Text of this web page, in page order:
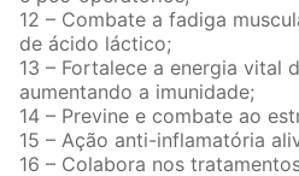
12 – Combate a fadiga
de ácido láctico;
13 – Fortalece a energia vital
aumentando a imunidade;
14 – Previne e combate ao
15 – Ação anti-inflamatória
16 – Colabora nos